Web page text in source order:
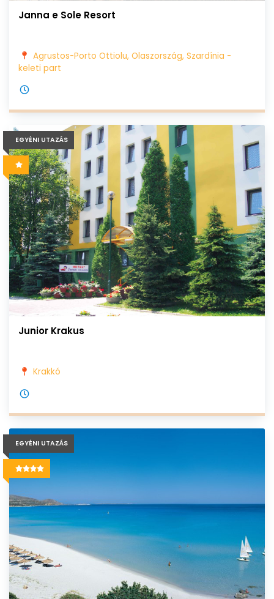
Janna e Sole Resort
Agrustos-Porto Ottiolu, Olaszország, Szardínia -
keleti part
EGYÉNI UTAZÁS
Junior Krakus
Krakkó
EGYÉNI UTAZÁS